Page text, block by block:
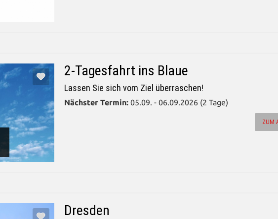
2-Tagesfahrt ins Blaue
Lassen Sie sich vom Ziel überraschen!
Nächster Termin:05.09. - 06.09.2026 (2 Tage)
ZUM
Dresden